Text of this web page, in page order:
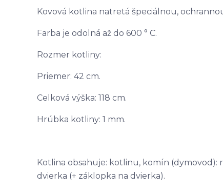
Kovová kotlina natretá špeciálnou,
Farba je odolná až do 600 ° C.
Rozmer kotliny:
Priemer: 42 cm.
Celková výška: 118 cm.
Hrúbka kotliny: 1 mm.
Kotlina obsahuje: kotlinu, komín (dymovod):
dvierka (+ záklopka na dvierka).